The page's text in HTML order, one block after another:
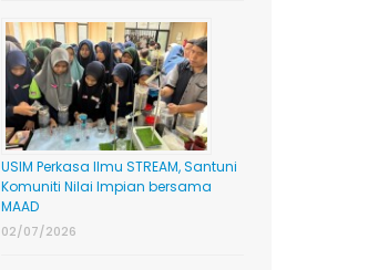
USIM Perkasa Ilmu STREAM, Santuni
Komuniti Nilai Impian bersama
MAAD
02/07/2026